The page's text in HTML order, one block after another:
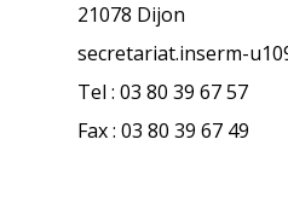
21078 Dijon
secretariat.inserm-
Tel : 03 80 39 67 57
Fax : 03 80 39 67 49